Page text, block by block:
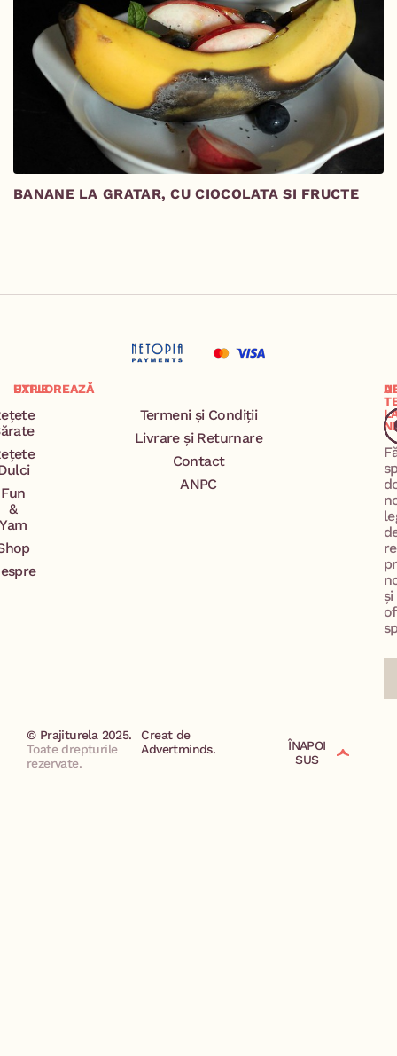
BANANE LA GRATAR, CU CIOCOLATA SI FRUCTE
EXPLOREAZĂ
Fun
&
Yam
UTILE
Termeni și Condiții
Livrare și Returnare
Contact
ANPC
și
© Prajiturela 2025.
Toate drepturile
rezervate.
Creat de
Advertminds.
ÎNAPOI
SUS